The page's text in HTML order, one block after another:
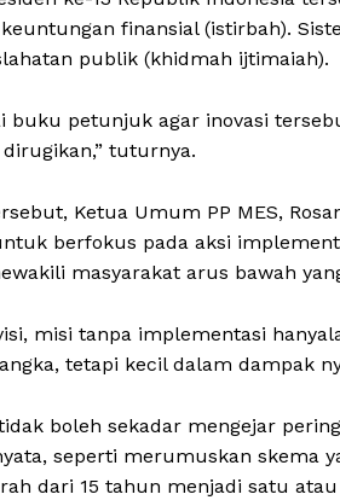
finansial (istirbah).
publik (khidmah ijtimaiah).
buku petunjuk agar inovasi
tuturnya.
Ketua Umum PP MES,
berfokus pada aksi
masyarakat arus bawah
misi tanpa implementasi
tetapi kecil dalam dampak
boleh sekadar mengejar
seperti merumuskan skema
dari 15 tahun menjadi satu